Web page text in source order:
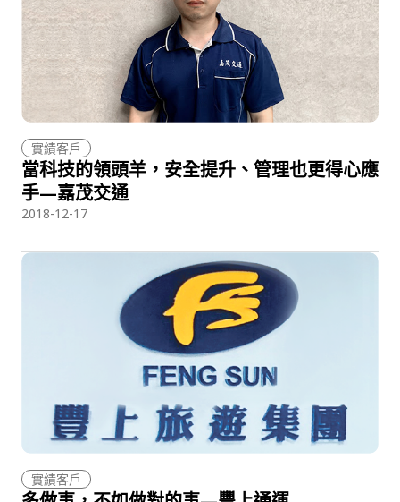
實績客戶
當科技的領頭羊，安全提升、管理也更得心應
手—嘉茂交通
2018-12-17
實績客戶